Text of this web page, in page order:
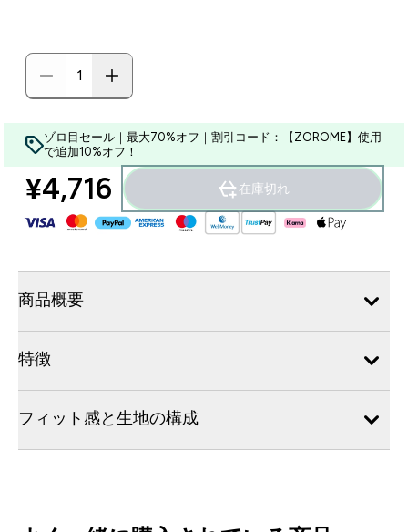
ゾロ目セール｜最大70%オフ｜割引コード：【ZOROME】使用
で追加10%オフ！
¥4,716‎ 在庫切れ
商品概要
特徴
フィット感と生地の構成